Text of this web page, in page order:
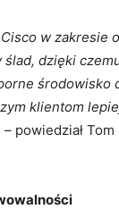
w zakresie
dzięki
środowisko
klientom
– powiedział